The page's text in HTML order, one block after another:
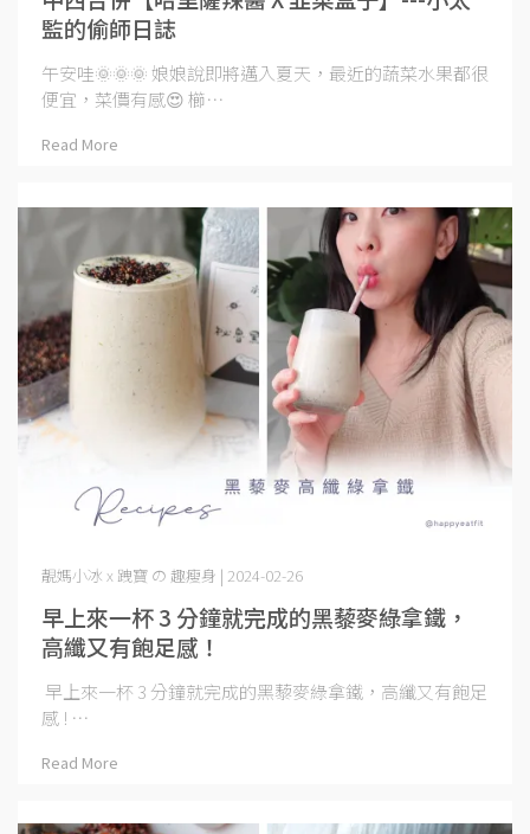
監的偷師日誌
午安哇🌞🌞🌞 娘娘說即將邁入夏天，最近的蔬菜水果都很
便宜，菜價有感😍 櫛⋯
Read More
早上來一杯 3 分鐘就完成的黑藜麥綠拿鐵，
高纖又有飽足感！
靚媽小冰 x 跩寶 の 趣瘦身 | 2024-02-26
早上來一杯 3 分鐘就完成的黑藜麥綠拿鐵，高纖又有飽足
感 ! ⋯
Read More